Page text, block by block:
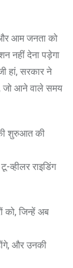
आम जनता को
नहीं देना पड़ेगा
हां, सरकार ने
जो आने वाले समय
शुरुआत की
राइडिंग
को, जिन्हें अब
और उनकी